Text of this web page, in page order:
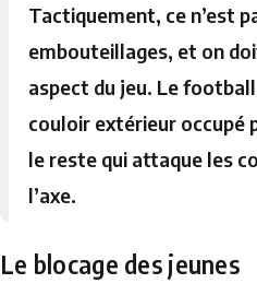
Tactiquement, ce n’est
embouteillages, et on
aspect du jeu. Le
couloir extérieur occupé
le reste qui attaque les
l’axe.
Le blocage des jeunes